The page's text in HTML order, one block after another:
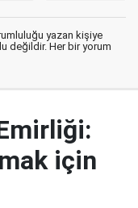
yazan kişiye
değildir. Her bir yorum
için